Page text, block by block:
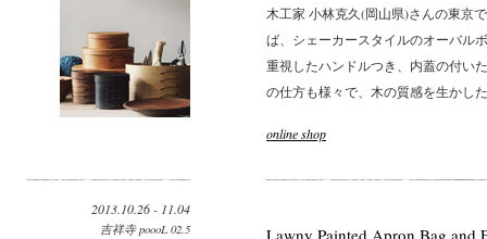
木工家 小林克久(岡山県)さんの東京
ば、シェーカースタイルのオーバル
重視したハンドルつき、内蓋の付い
の仕方も様々で、木の質感を生かし
online shop
2013.10.26 - 11.04
吉祥寺 poooL 02.5 Lawny Painted Apron,Bag and